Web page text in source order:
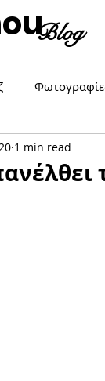
Blog
Μπορώ. Είμαι
1 min read